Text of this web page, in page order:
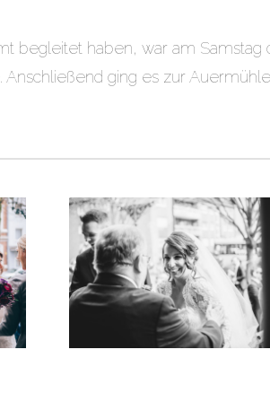
begleitet haben, war am Samstag
Anschließend ging es zur Auermühle